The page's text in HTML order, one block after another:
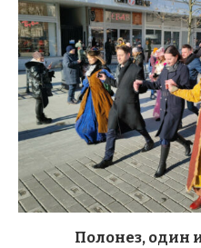
Полонез, один